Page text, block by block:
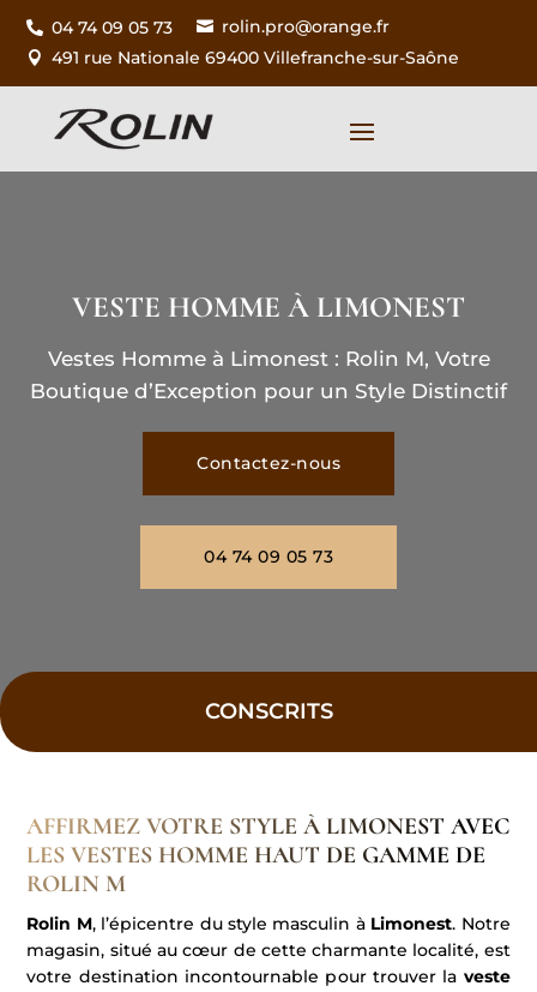
 04 74 09 05 73  rolin.pro@orange.fr
 491 rue Nationale 69400 Villefranche-sur-Saône
VESTE HOMME À LIMONEST
Vestes Homme à Limonest : Rolin M, Votre
Boutique d’Exception pour un Style Distinctif
Contactez-nous
04 74 09 05 73
CONSCRITS
AFFIRMEZ VOTRE STYLE À LIMONEST AVEC
LES VESTES HOMME HAUT DE GAMME DE
ROLIN M
Rolin M, l’épicentre du style masculin à Limonest. Notre
magasin, situé au cœur de cette charmante localité, est
votre destination incontournable pour trouver la veste